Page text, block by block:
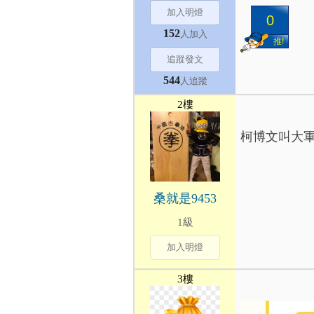
加入明燈
152人加入
追蹤發文
544人追蹤
0
推!
2樓
桑就是9453
1級
加入明燈
柯博文叫大
3樓